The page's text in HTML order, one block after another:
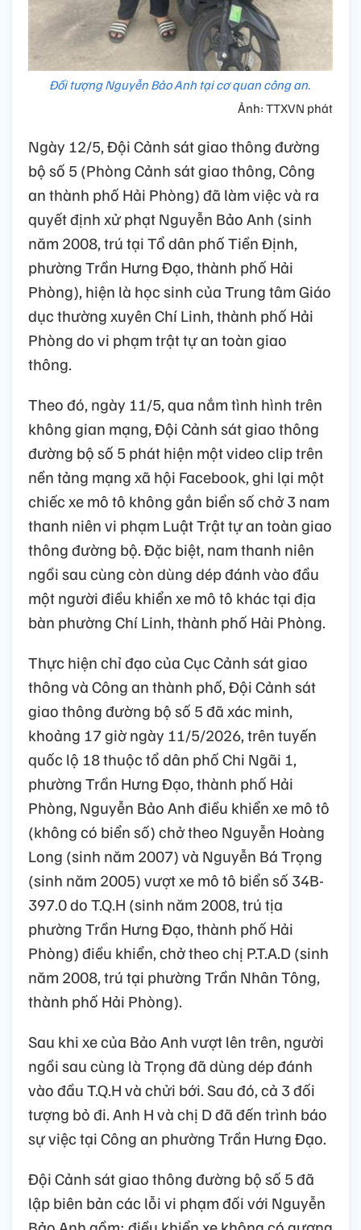
Đối tượng Nguyễn Bảo Anh tại cơ quan công an.
Ảnh: TTXVN phát
Ngày 12/5, Đội Cảnh sát giao thông đường
bộ số 5 (Phòng Cảnh sát giao thông, Công
an thành phố Hải Phòng) đã làm việc và ra
quyết định xử phạt Nguyễn Bảo Anh (sinh
năm 2008, trú tại Tổ dân phố Tiền Định,
phường Trần Hưng Đạo, thành phố Hải
Phòng), hiện là học sinh của Trung tâm Giáo
dục thường xuyên Chí Linh, thành phố Hải
Phòng do vi phạm trật tự an toàn giao
thông.
Theo đó, ngày 11/5, qua nắm tình hình trên
không gian mạng, Đội Cảnh sát giao thông
đường bộ số 5 phát hiện một video clip trên
nền tảng mạng xã hội Facebook, ghi lại một
chiếc xe mô tô không gắn biển số chở 3 nam
thanh niên vi phạm Luật Trật tự an toàn giao
thông đường bộ. Đặc biệt, nam thanh niên
ngồi sau cùng còn dùng dép đánh vào đầu
một người điều khiển xe mô tô khác tại địa
bàn phường Chí Linh, thành phố Hải Phòng.
Thực hiện chỉ đạo của Cục Cảnh sát giao
thông và Công an thành phố, Đội Cảnh sát
giao thông đường bộ số 5 đã xác minh,
khoảng 17 giờ ngày 11/5/2026, trên tuyến
quốc lộ 18 thuộc tổ dân phố Chi Ngãi 1,
phường Trần Hưng Đạo, thành phố Hải
Phòng, Nguyễn Bảo Anh điều khiển xe mô tô
(không có biển số) chở theo Nguyễn Hoàng
Long (sinh năm 2007) và Nguyễn Bá Trọng
(sinh năm 2005) vượt xe mô tô biển số 34B-
397.0 do T.Q.H (sinh năm 2008, trú tịa
phường Trần Hưng Đạo, thành phố Hải
Phòng) điều khiển, chở theo chị P.T.A.D (sinh
năm 2008, trú tại phường Trần Nhân Tông,
thành phố Hải Phòng).
Sau khi xe của Bảo Anh vượt lên trên, người
ngồi sau cùng là Trọng đã dùng dép đánh
vào đầu T.Q.H và chửi bới. Sau đó, cả 3 đối
tượng bỏ đi. Anh H và chị D đã đến trình báo
sự việc tại Công an phường Trần Hưng Đạo.
Đội Cảnh sát giao thông đường bộ số 5 đã
lập biên bản các lỗi vi phạm đối với Nguyễn